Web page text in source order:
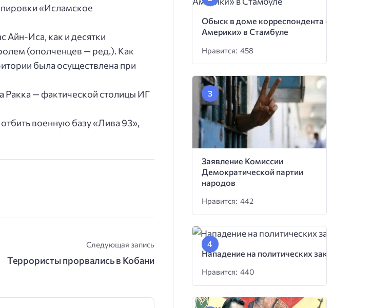
«Исламское
Айн-Иса, как и десятки
(ополченцев — ред.). Как
была осуществлена при
Ракка — фактической столицы ИГ
военную базу «Лива 93»,
Следующая запись
Террористы прорвались в Кобани
Обыск в доме корреспондента «Голоса
Америки» в Стамбуле
Нравится: 458
Заявление Комиссии
Демократической партии
народов
Нравится: 442
Нападение на политических заключенных
Нравится: 440